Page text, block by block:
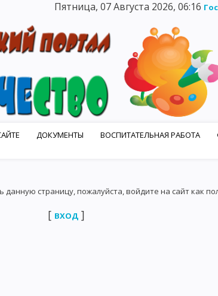
Пятница, 07 Августа 2026, 06:16
ДОКУМЕНТЫ ВОСПИТАТЕЛЬНАЯ РАБОТА
страницу, пожалуйста, войдите на сайт как
[ ВХОД ]